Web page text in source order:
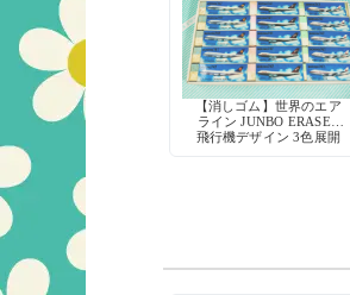
【消しゴム】世界のエア
ライン JUNBO ERASER
飛行機デザイン 3色展開